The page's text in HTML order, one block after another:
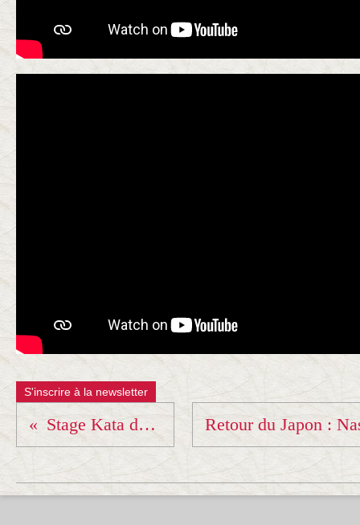
S'inscrire à la newsletter
Stage Kata du Comité de Savoie